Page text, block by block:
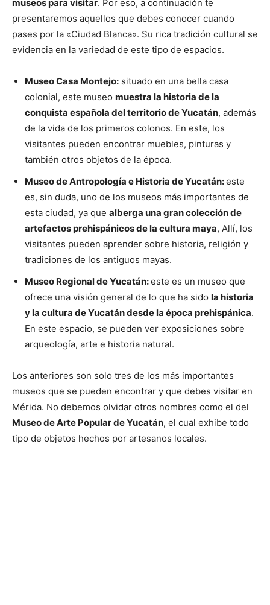
museos para visitar. Por eso, a continuación te
presentaremos aquellos que debes conocer cuando
pases por la «Ciudad Blanca». Su rica tradición cultural se
evidencia en la variedad de este tipo de espacios.
Museo Casa Montejo: situado en una bella casa
colonial, este museo muestra la historia de la
conquista española del territorio de Yucatán, además
de la vida de los primeros colonos. En este, los
visitantes pueden encontrar muebles, pinturas y
también otros objetos de la época.
Museo de Antropología e Historia de Yucatán:este
es, sin duda, uno de los museos más importantes de
esta ciudad, ya que alberga una gran colección de
artefactos prehispánicos de la cultura maya, Allí, los
visitantes pueden aprender sobre historia, religión y
tradiciones de los antiguos mayas.
Museo Regional de Yucatán:este es un museo que
ofrece una visión general de lo que ha sido la historia
y la cultura de Yucatán desde la época prehispánica.
En este espacio, se pueden ver exposiciones sobre
arqueología, arte e historia natural.
Los anteriores son solo tres de los más importantes
museos que se pueden encontrar y que debes visitar en
Mérida. No debemos olvidar otros nombres como el del
Museo de Arte Popular de Yucatán, el cual exhibe todo
tipo de objetos hechos por artesanos locales.